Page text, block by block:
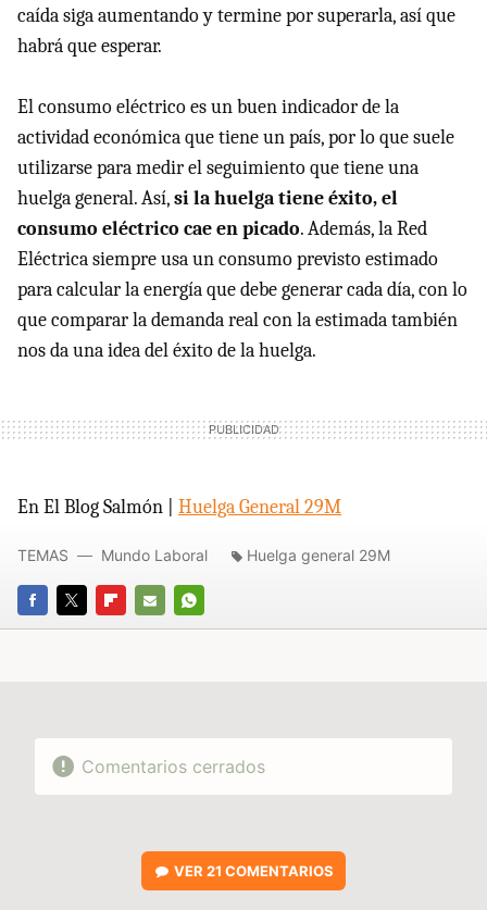
caída siga aumentando y termine por superarla, así que
habrá que esperar.
El consumo eléctrico es un buen indicador de la
actividad económica que tiene un país, por lo que suele
utilizarse para medir el seguimiento que tiene una
huelga general. Así,si la huelga tiene éxito, el
consumo eléctrico cae en picado. Además, la Red
Eléctrica siempre usa un consumo previsto estimado
para calcular la energía que debe generar cada día, con lo
que comparar la demanda real con la estimada también
nos da una idea del éxito de la huelga.
En El Blog Salmón | Huelga General 29M
FACEBOOK
TWITTERFLIPBOARD
E-
WHATSAPP
TEMAS Mundo Laboral Huelga general 29M
Comentarios cerrados
VER21 COMENTARIOS